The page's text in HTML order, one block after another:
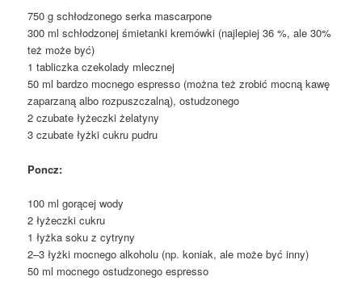
750 g schłodzonego serka mascarpone
300 ml schłodzonej śmietanki kremówki (najlepiej 36 %, ale 30%
też może być)
1 tabliczka czekolady mlecznej
50 ml bardzo mocnego espresso (można też zrobić mocną kawę
zaparzaną albo rozpuszczalną), ostudzonego
2 czubate łyżeczki żelatyny
3 czubate łyżki cukru pudru
Poncz:
100 ml gorącej wody
2 łyżeczki cukru
1 łyżka soku z cytryny
2–3 łyżki mocnego alkoholu (np. koniak, ale może być inny)
50 ml mocnego ostudzonego espresso